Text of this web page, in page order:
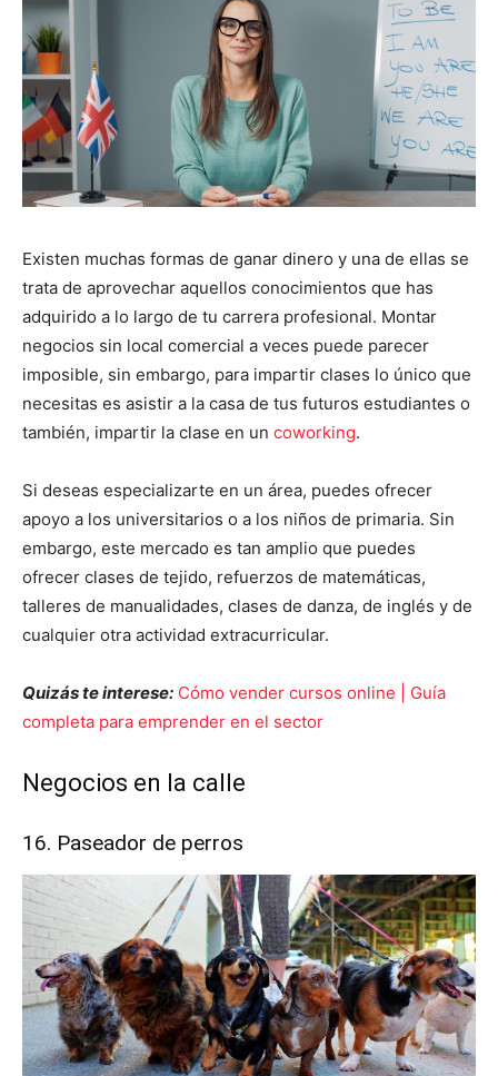
Existen muchas formas de ganar dinero y una de ellas se
trata de aprovechar aquellos conocimientos que has
adquirido a lo largo de tu carrera profesional. Montar
negocios sin local comercial a veces puede parecer
imposible, sin embargo, para impartir clases lo único que
necesitas es asistir a la casa de tus futuros estudiantes o
también, impartir la clase en un coworking.
Si deseas especializarte en un área, puedes ofrecer
apoyo a los universitarios o a los niños de primaria. Sin
embargo, este mercado es tan amplio que puedes
ofrecer clases de tejido, refuerzos de matemáticas,
talleres de manualidades, clases de danza, de inglés y de
cualquier otra actividad extracurricular.
Quizás te interese: Cómo vender cursos online | Guía
completa para emprender en el sector
Negocios en la calle
16. Paseador de perros